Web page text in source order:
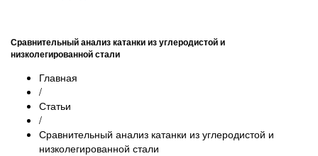
Сравнительный анализ катанки из углеродистой и
низколегированной стали
Главная
/
Статьи
/
Сравнительный анализ катанки из углеродистой и
низколегированной стали